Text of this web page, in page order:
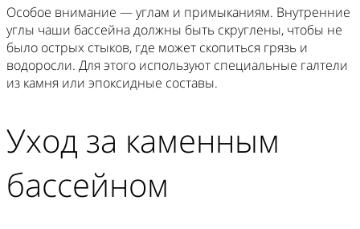
Особое внимание — углам и примыканиям. Внутренние
углы чаши бассейна должны быть скруглены, чтобы не
было острых стыков, где может скопиться грязь и
водоросли. Для этого используют специальные галтели
из камня или эпоксидные составы.
Уход за каменным
бассейном